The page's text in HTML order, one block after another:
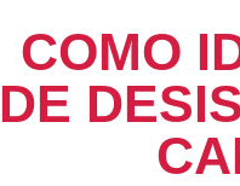
COMO
DE